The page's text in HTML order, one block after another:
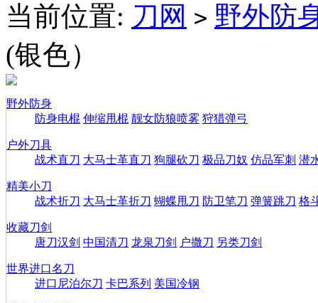
当前位置: 刀网 > 野外防
(银色）
野外防身
防身电棍 伸缩甩棍 靓女防狼喷雾 狩猎弹弓
户外刀具
战术直刀 大马士革直刀 狗腿砍刀 极品刀奴 仿品军刺 潜
精美小刀
战术折刀 大马士革折刀 蝴蝶甩刀 防卫笔刀 弹簧跳刀 格
收藏刀剑
唐刀汉剑 中国清刀 龙泉刀剑 户撒刀 另类刀剑
世界进口名刀
进口尼泊尔刀 卡巴系列 美国冷钢